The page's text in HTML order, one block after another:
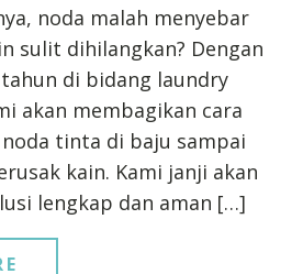
noda malah menyebar
sulit dihilangkan? Dengan
di bidang laundry
akan membagikan cara
tinta di baju sampai
kain. Kami janji akan
lengkap dan aman […]